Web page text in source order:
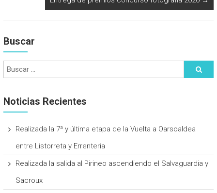
Buscar
Noticias Recientes
Realizada la 7ª y última etapa de la Vuelta a Oarsoaldea
entre Listorreta y Errenteria
Realizada la salida al Pirineo ascendiendo el Salvaguardia y
Sacroux